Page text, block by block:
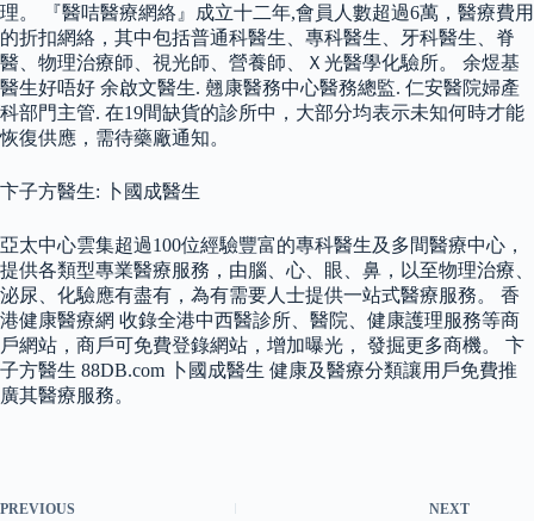
理。 『醫咭醫療網絡』成立十二年,會員人數超過6萬，醫療費用
的折扣網絡，其中包括普通科醫生、專科醫生、牙科醫生、脊
醫、物理治療師、視光師、營養師、Ｘ光醫學化驗所。 余煜基
醫生好唔好 余啟文醫生. 翹康醫務中心醫務總監. 仁安醫院婦產
科部門主管. 在19間缺貨的診所中，大部分均表示未知何時才能
恢復供應，需待藥廠通知。
卞子方醫生: 卜國成醫生
亞太中心雲集超過100位經驗豐富的專科醫生及多間醫療中心，
提供各類型專業醫療服務，由腦、心、眼、鼻，以至物理治療、
泌尿、化驗應有盡有，為有需要人士提供一站式醫療服務。 香
港健康醫療網 收錄全港中西醫診所、醫院、健康護理服務等商
戶網站，商戶可免費登錄網站，增加曝光， 發掘更多商機。 卞
子方醫生 88DB.com 卜國成醫生 健康及醫療分類讓用戶免費推
廣其醫療服務。
PREVIOUS NEXT